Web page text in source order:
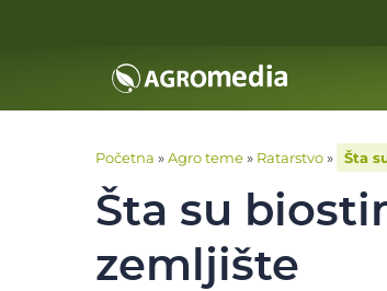
Početna »Agro teme» Ratarstvo» Šta
Šta su
zemljište